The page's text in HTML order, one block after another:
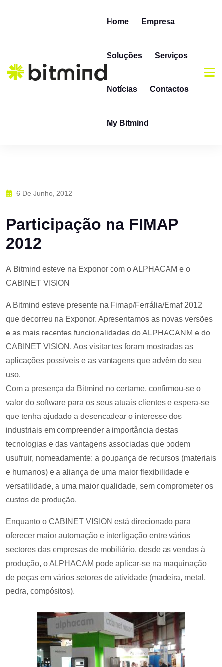
Home
Empresa
Soluções Serviços
Notícias Contactos
My Bitmind
6 De Junho, 2012
Participação na FIMAP
2012
A Bitmind esteve na Exponor com o ALPHACAM e o
CABINET VISION
A Bitmind esteve presente na Fimap/Ferrália/Emaf 2012
que decorreu na Exponor. Apresentamos as novas versões
e as mais recentes funcionalidades do ALPHACANM e do
CABINET VISION. Aos visitantes foram mostradas as
aplicações possíveis e as vantagens que advêm do seu
uso.
Com a presença da Bitmind no certame, confirmou-se o
valor do software para os seus atuais clientes e espera-se
que tenha ajudado a desencadear o interesse dos
industriais em compreender a importância destas
tecnologias e das vantagens associadas que podem
usufruir, nomeadamente: a poupança de recursos (materiais
e humanos) e a aliança de uma maior flexibilidade e
versatilidade, a uma maior qualidade, sem comprometer os
custos de produção.
Enquanto o CABINET VISION está direcionado para
oferecer maior automação e interligação entre vários
sectores das empresas de mobiliário, desde as vendas à
produção, o ALPHACAM pode aplicar-se na maquinação
de peças em vários setores de atividade (madeira, metal,
pedra, compósitos).